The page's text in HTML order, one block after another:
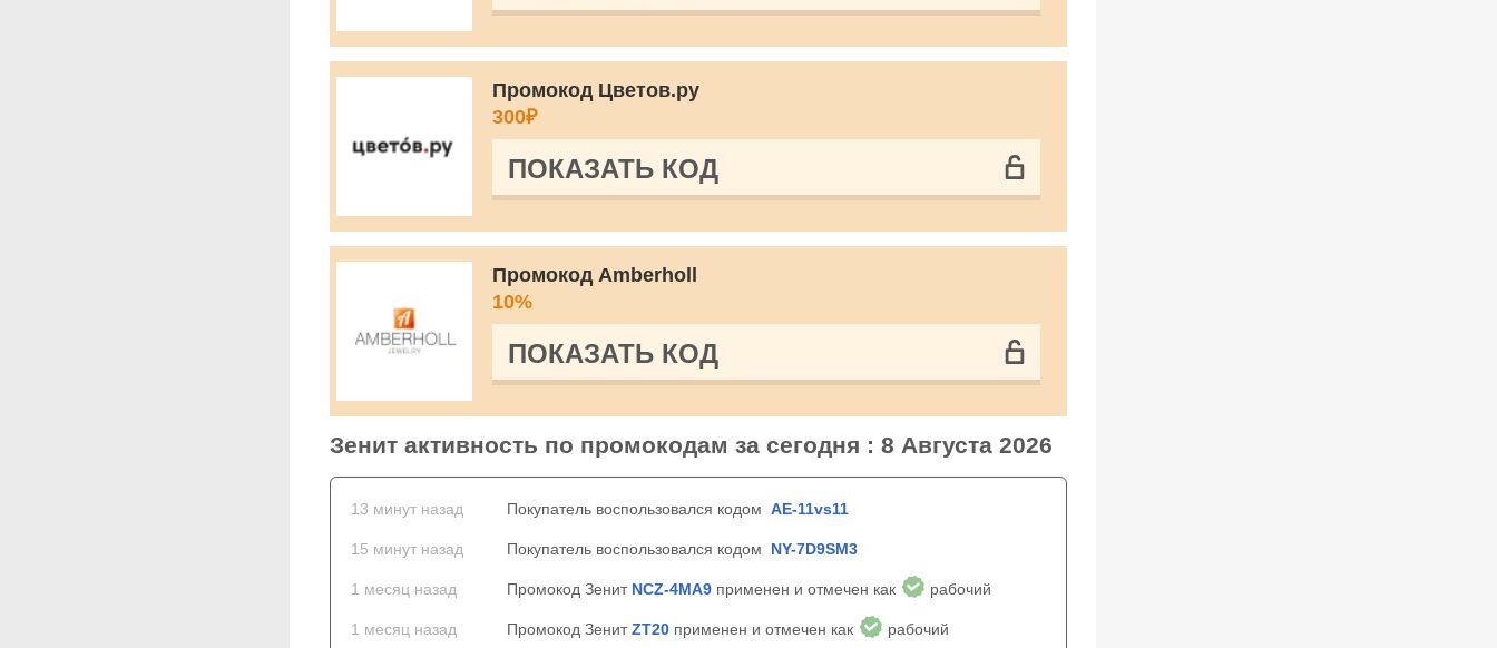
Промокод Цветов.ру
300₽
ПОКАЗАТЬ КОД
Промокод Amberholl
10%
ПОКАЗАТЬ КОД
Зенит активность по промокодам за сегодня : 8 Августа 2026
13 минут назад Покупатель воспользовался кодом AE-11vs11
15 минут назад Покупатель воспользовался кодом NY-7D9SM3
1 месяц назад Промокод Зенит NCZ-4MA9 применен и отмечен как рабочий
1 месяц назад Промокод ЗенитZT20 применен и отмечен как рабочий